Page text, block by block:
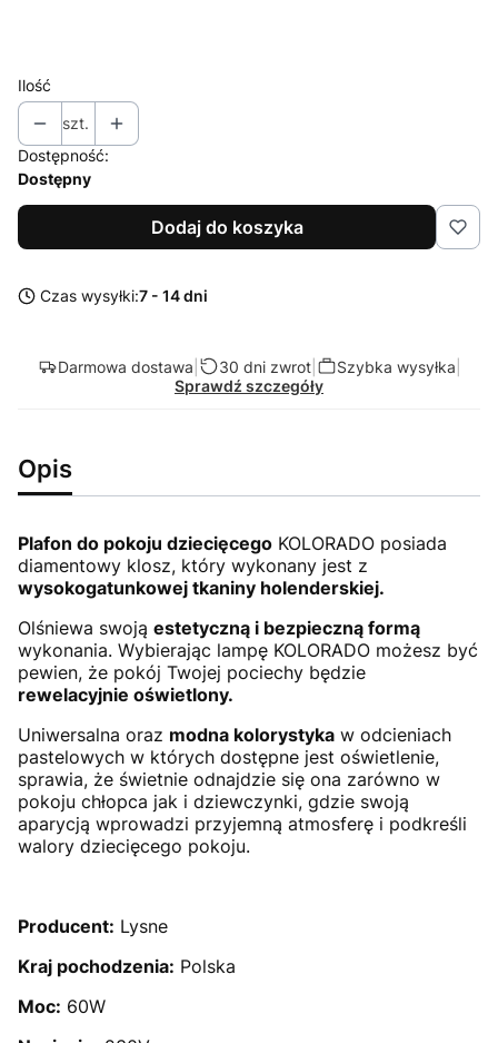
Ilość
szt.
Dostępność:
Dostępny
Dodaj do koszyka
Czas wysyłki:7 - 14 dni
Darmowa dostawa 30 dni zwrot| Szybka wysyłka
Sprawdź szczegóły
Opis
Plafon do pokoju dziecięcego KOLORADO posiada
diamentowy klosz, który wykonany jest z
wysokogatunkowej tkaniny holenderskiej.
Olśniewa swoją estetyczną i bezpieczną formą
wykonania. Wybierając lampę KOLORADO możesz być
pewien, że pokój Twojej pociechy będzie
rewelacyjnie oświetlony.
Uniwersalna oraz modna kolorystyka w odcieniach
pastelowych w których dostępne jest oświetlenie,
sprawia, że świetnie odnajdzie się ona zarówno w
pokoju chłopca jak i dziewczynki, gdzie swoją
aparycją wprowadzi przyjemną atmosferę i podkreśli
walory dziecięcego pokoju.
Producent: Lysne
Kraj pochodzenia: Polska
Moc: 60W